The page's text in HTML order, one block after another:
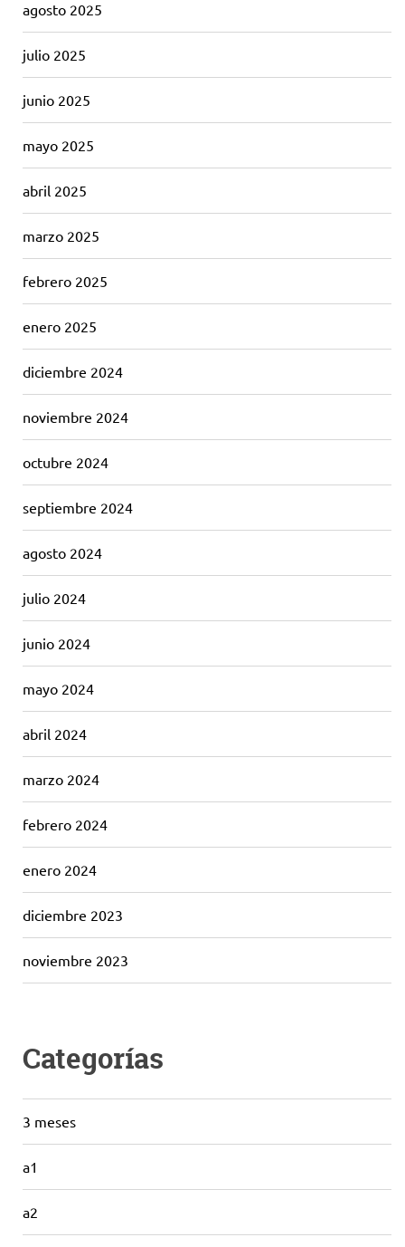
agosto 2025
julio 2025
junio 2025
mayo 2025
abril 2025
marzo 2025
febrero 2025
enero 2025
diciembre 2024
noviembre 2024
octubre 2024
septiembre 2024
agosto 2024
julio 2024
junio 2024
mayo 2024
abril 2024
marzo 2024
febrero 2024
enero 2024
diciembre 2023
noviembre 2023
Categorías
3 meses
a1
a2